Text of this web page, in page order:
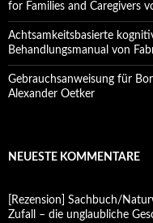
for Families and Caregivers
Achtsamkeitsbasierte
Behandlungsmanual von
Gebrauchsanweisung für
Alexander Oetker
NEUESTE KOMMENTARE
[Rezension] Sachbuch/
Zufall – die unglaubliche